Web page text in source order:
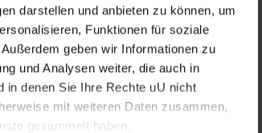
darstellen und anbieten zu können, um
Funktionen für soziale
geben wir Informationen zu
und Analysen weiter, die auch in
in denen Sie Ihre Rechte uU nicht
mit weiteren Daten zusammen,
gesammelt haben.